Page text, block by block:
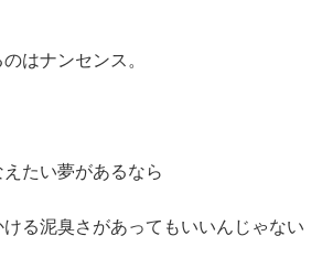
はナンセンス。
たい夢があるなら
る泥臭さがあってもいいんじゃない